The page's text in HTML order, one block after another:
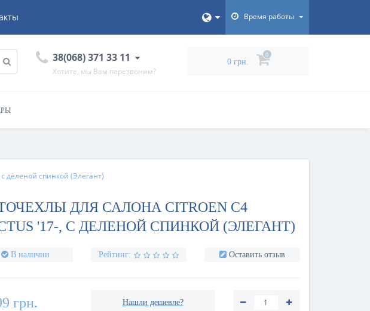
Время работы
38(068) 371 33 11
Хотите, мы Вам перезвоним?
0 грн.
0
деленой спинкой (Элегант)
ДЛЯ САЛОНА CITROEN C4
'17-, С ДЕЛЕНОЙ СПИНКОЙ (ЭЛЕГАНТ)
В наличии Рейтинг: Оставить отзыв
грн. Нашли дешевле?